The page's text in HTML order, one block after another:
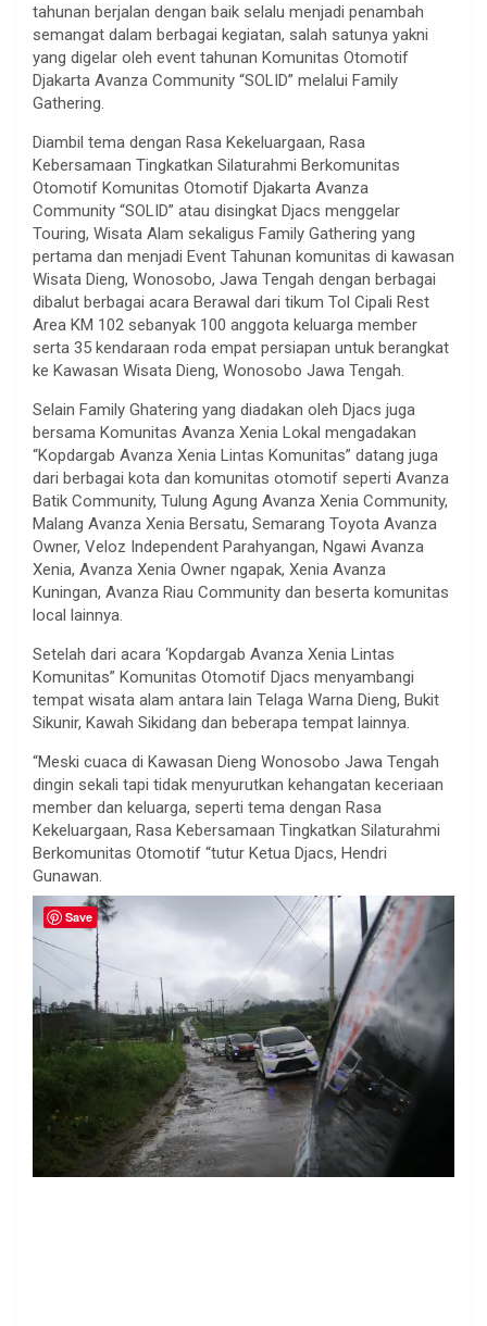
tahunan berjalan dengan baik selalu menjadi penambah
semangat dalam berbagai kegiatan, salah satunya yakni
yang digelar oleh event tahunan Komunitas Otomotif
Djakarta Avanza Community “SOLID” melalui Family
Gathering.
Diambil tema dengan Rasa Kekeluargaan, Rasa
Kebersamaan Tingkatkan Silaturahmi Berkomunitas
Otomotif Komunitas Otomotif Djakarta Avanza
Community “SOLID” atau disingkat Djacs menggelar
Touring, Wisata Alam sekaligus Family Gathering yang
pertama dan menjadi Event Tahunan komunitas di kawasan
Wisata Dieng, Wonosobo, Jawa Tengah dengan berbagai
dibalut berbagai acara Berawal dari tikum Tol Cipali Rest
Area KM 102 sebanyak 100 anggota keluarga member
serta 35 kendaraan roda empat persiapan untuk berangkat
ke Kawasan Wisata Dieng, Wonosobo Jawa Tengah.
Selain Family Ghatering yang diadakan oleh Djacs juga
bersama Komunitas Avanza Xenia Lokal mengadakan
“Kopdargab Avanza Xenia Lintas Komunitas” datang juga
dari berbagai kota dan komunitas otomotif seperti Avanza
Batik Community, Tulung Agung Avanza Xenia Community,
Malang Avanza Xenia Bersatu, Semarang Toyota Avanza
Owner, Veloz Independent Parahyangan, Ngawi Avanza
Xenia, Avanza Xenia Owner ngapak, Xenia Avanza
Kuningan, Avanza Riau Community dan beserta komunitas
local lainnya.
Setelah dari acara ‘Kopdargab Avanza Xenia Lintas
Komunitas” Komunitas Otomotif Djacs menyambangi
tempat wisata alam antara lain Telaga Warna Dieng, Bukit
Sikunir, Kawah Sikidang dan beberapa tempat lainnya.
“Meski cuaca di Kawasan Dieng Wonosobo Jawa Tengah
dingin sekali tapi tidak menyurutkan kehangatan keceriaan
member dan keluarga, seperti tema dengan Rasa
Kekeluargaan, Rasa Kebersamaan Tingkatkan Silaturahmi
Berkomunitas Otomotif “tutur Ketua Djacs, Hendri
Gunawan.
Save